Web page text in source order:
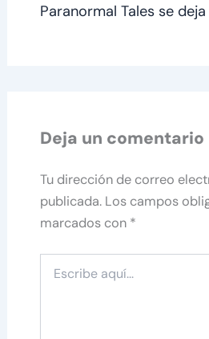
Paranormal Tales se
Deja un comentario
Tu dirección de correo
publicada. Los campos
marcados con *
aquí...